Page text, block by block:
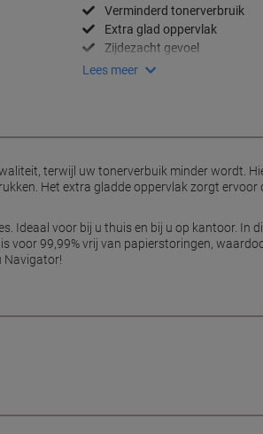
Verminderd tonerverbruik
Extra glad oppervlak
Zijdezacht gevoel
Lees meer
terwijl uw tonerverbuik minder wordt.
Het extra gladde oppervlak zorgt
Ideaal voor bij u thuis en bij u op kantoor. In
voor 99,99% vrij van papierstoringen,
Navigator!